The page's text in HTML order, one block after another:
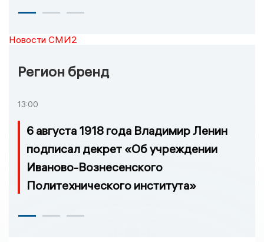
Новости СМИ2
Регион бренд
13:00
6 августа 1918 года Владимир Ленин
подписал декрет «Об учреждении
Иваново-Вознесенского
Политехнического института»